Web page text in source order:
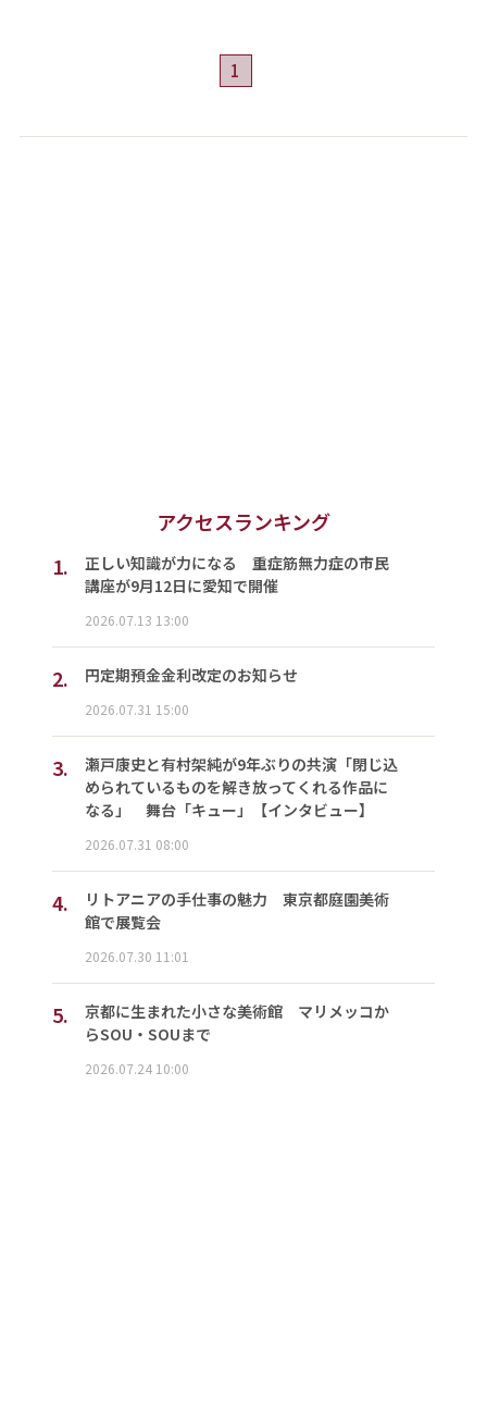
1
アクセスランキング
1.
正しい知識が力になる 重症筋無力症の市民
講座が9月12日に愛知で開催
2026.07.13 13:00
2. 円定期預金金利改定のお知らせ
2026.07.31 15:00
3.
瀬戸康史と有村架純が9年ぶりの共演「閉じ込
められているものを解き放ってくれる作品に
なる」 舞台「キュー」【インタビュー】
2026.07.31 08:00
4.
リトアニアの手仕事の魅力 東京都庭園美術
館で展覧会
2026.07.30 11:01
5.
京都に生まれた小さな美術館 マリメッコか
らSOU・SOUまで
2026.07.24 10:00